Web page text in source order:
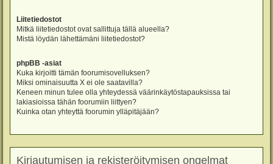
Liitetiedostot
Mitkä liitetiedostot ovat sallittuja tällä alueella?
Mistä löydän lähettämäni liitetiedostot?
phpBB -asiat
Kuka kirjoitti tämän foorumisovelluksen?
Miksi ominaisuutta X ei ole saatavilla?
Keneen minun tulee olla yhteydessä väärinkäytöstapauksissa tai
lakiasioissa tähän foorumiin liittyen?
Kuinka otan yhteyttä foorumin ylläpitäjään?
Kirjautumisen ja rekisteröitymisen ongelmat